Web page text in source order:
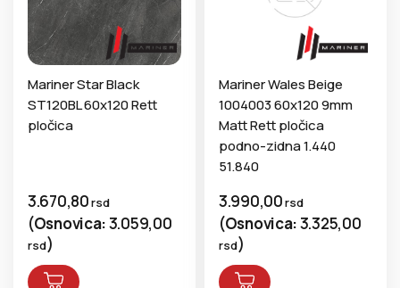
Mariner Star Black
ST120BL 60x120 Rett
pločica
3.670,80rsd
(Osnovica:3.059,00
rsd)
Mariner Wales Beige
1004003 60x120 9mm
Matt Rett pločica
podno-zidna 1.440
51.840
3.990,00rsd
(Osnovica:3.325,00
rsd)